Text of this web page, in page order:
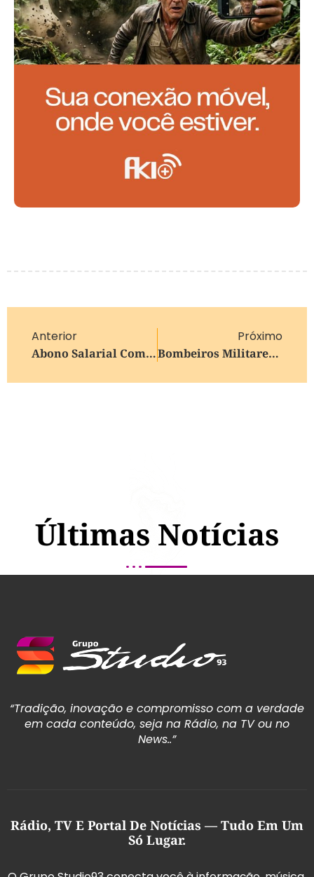
Anterior
Abono Salarial Começa A Ser Pago Nesta Segunda
Próximo
Bombeiros Militares De Bento Gonçalves Atendem Ocorrência De Incêndio Em Veículo
Últimas Notícias
“Tradição, inovação e compromisso com a verdade
em cada conteúdo, seja na Rádio, na TV ou no
News..”
Rádio, TV E Portal De Notícias — Tudo Em Um
Só Lugar.